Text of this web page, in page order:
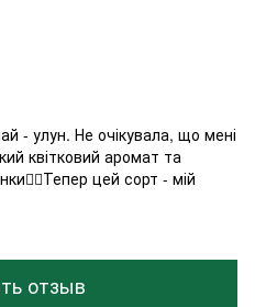
- улун. Не очікувала, що мені
квітковий аромат та
цей сорт - мій
отзыв